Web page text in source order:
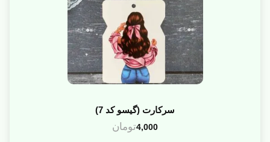
سرکارت (گیسو کد 7)
4,000تومان